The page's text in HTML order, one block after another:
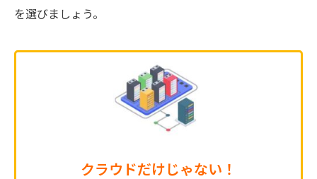
を選びましょう。
クラウドだけじゃない！